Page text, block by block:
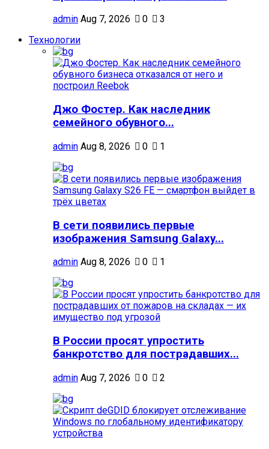
admin Aug 7, 2026 0
3
Технологии
Джо Фостер. Как наследник
семейного обувного...
admin Aug 8, 2026 0 1
В сети появились первые
изображения Samsung Galaxy...
admin Aug 8, 2026 0 1
В России просят упростить
банкротство для пострадавших...
admin Aug 7, 2026 0 2